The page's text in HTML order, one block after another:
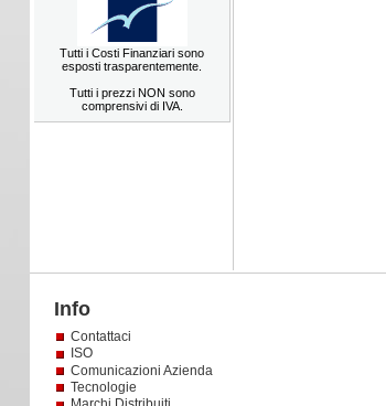
Tutti i Costi Finanziari sono
esposti trasparentemente.
Tutti i prezzi NON sono
comprensivi di IVA.
Info
Contattaci
ISO
Comunicazioni Azienda
Tecnologie